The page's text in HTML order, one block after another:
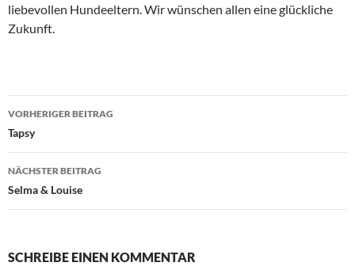
liebevollen Hundeeltern. Wir wünschen allen eine glückliche
Zukunft.
Beitragsnavigation
VORHERIGER BEITRAG
Tapsy
NÄCHSTER BEITRAG
Selma & Louise
SCHREIBE EINEN KOMMENTAR